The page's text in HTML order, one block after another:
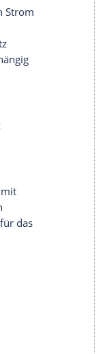
zur
, Booster und
Autark-
von Glomex
einiges an
ins Bordnetz
sich